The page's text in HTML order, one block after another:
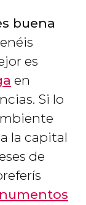
buena
es
en
Si lo
la capital
de